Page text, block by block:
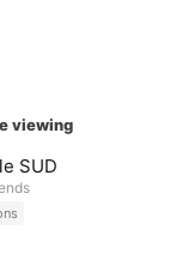
viewing
SUD